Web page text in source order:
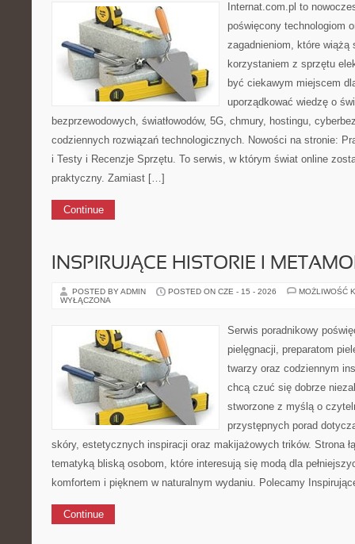
Internat.com.pl to
poświęcony technologiom
zagadnieniom, które wiążą
korzystaniem z sprzętu
być ciekawym miejscem
uporządkować wiedzę o
bezprzewodowych, światłowodów, 5G, chmury, hostingu,
codziennych rozwiązań technologicznych. Nowości na stronie:
i Testy i Recenzje Sprzętu. To serwis, w którym świat online
praktyczny. Zamiast […]
Continue
INSPIRUJĄCE HISTORIE I
POSTED BY ADMIN POSTED ON CZE - 15 - 2026
MOŻLIWOŚĆ
WYŁĄCZONA
Serwis poradnikowy
pielęgnacji, preparatom
twarzy oraz codziennym
chcą czuć się dobrze
stworzone z myślą o
przystępnych porad
skóry, estetycznych inspiracji oraz makijażowych trików. Strona
tematyką bliską osobom, które interesują się modą dla
komfortem i pięknem w naturalnym wydaniu. Polecamy
Continue